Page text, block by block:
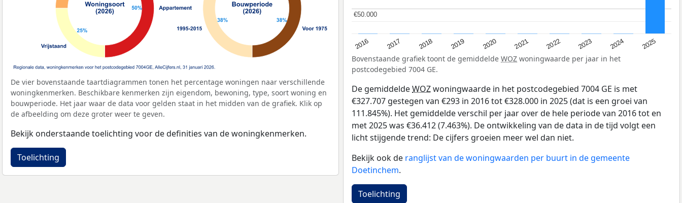
De vier bovenstaande taartdiagrammen tonen het percentage woningen naar verschillende
woningkenmerken. Beschikbare kenmerken zijn eigendom, bewoning, type, soort woning en
bouwperiode. Het jaar waar de data voor gelden staat in het midden van de grafiek. Klik op
de afbeelding om deze groter weer te geven.
Bekijk onderstaande toelichting voor de definities van de woningkenmerken.
Toelichting
2016 2017 2018 2019 2020 2021 2022 2023 2024 2025
€50.000
€50.000
Bovenstaande grafiek toont de gemiddelde WOZ woningwaarde per jaar in het
postcodegebied 7004 GE.
De gemiddeldeWOZwoningwaarde in het postcodegebied 7004 GE is met
€327.707 gestegen van €293 in 2016 tot €328.000 in 2025 (dat is een groei van
111.845%). Het gemiddelde verschil per jaar over de hele periode van 2016 tot en
met 2025 was €36.412 (7.463%). De ontwikkeling van de data in de tijd volgt een
licht stijgende trend: De cijfers groeien meer wel dan niet.
Bekijk ook de ranglijst van de woningwaarden per buurt in de gemeente
Doetinchem.
Toelichting